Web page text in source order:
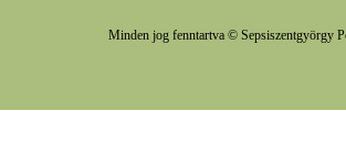
Minden jog fenntartva © Sepsiszentgyörgy